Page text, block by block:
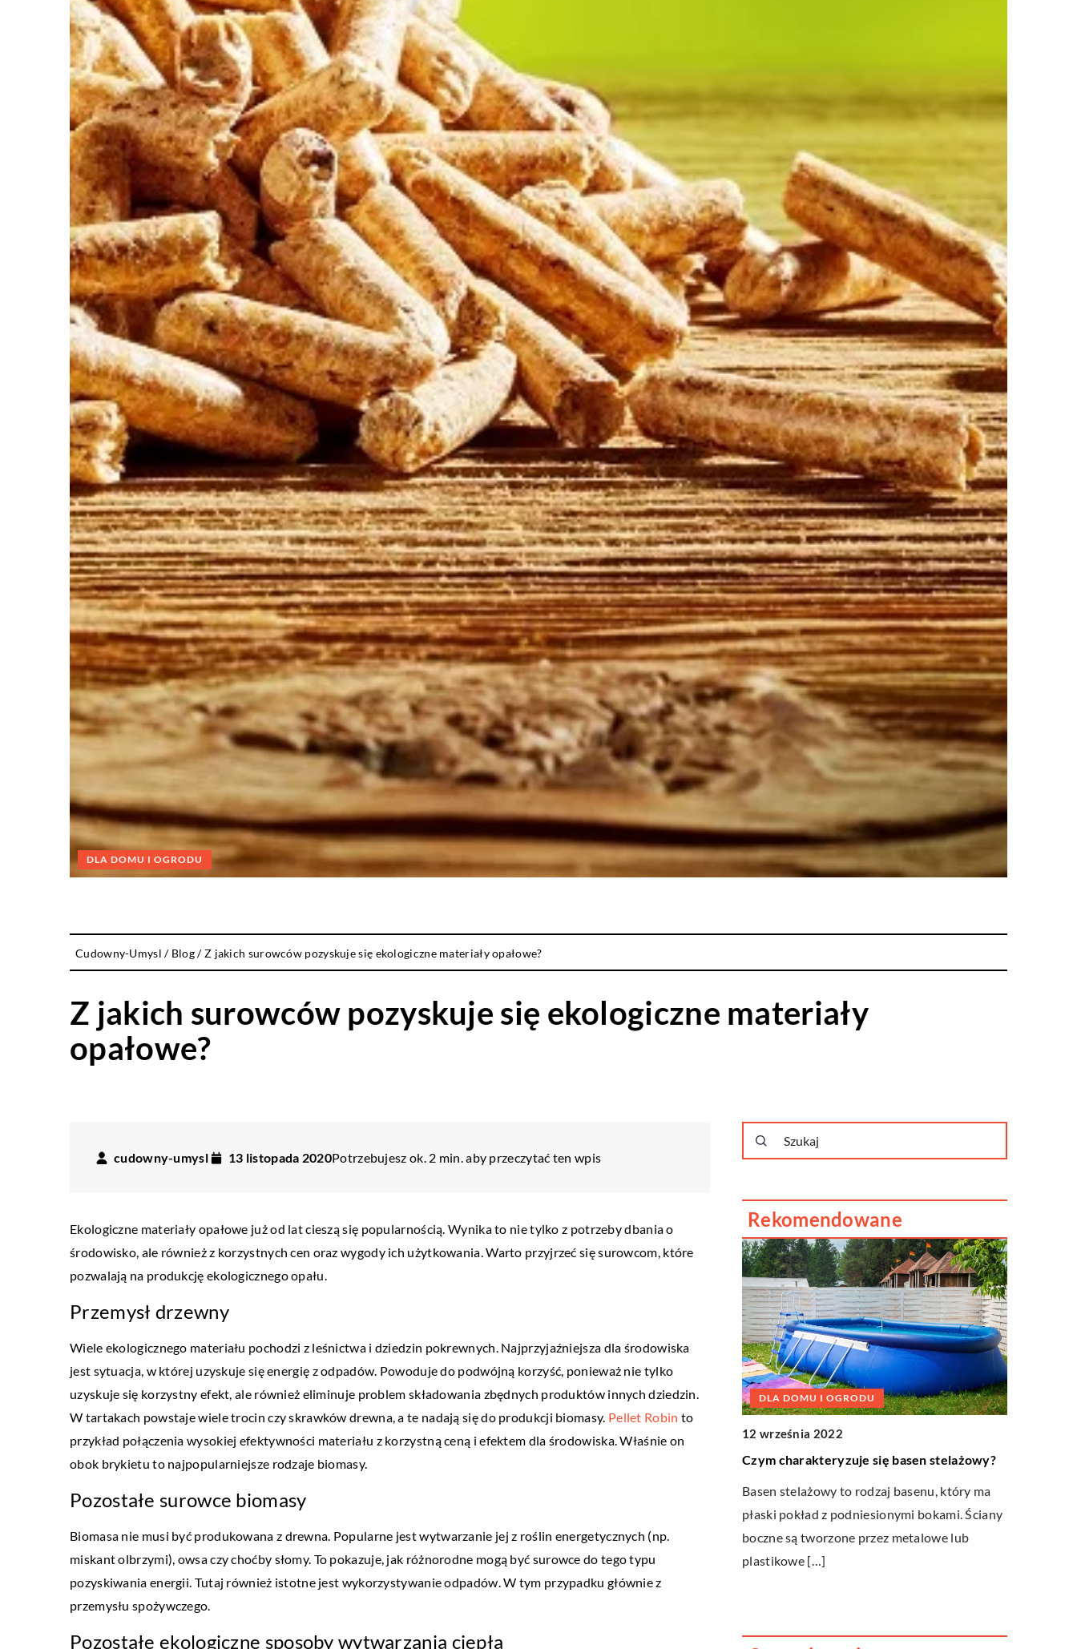
DLA DOMU I OGRODU
Cudowny-Umysl / Blog/Z jakich surowców pozyskuje się ekologiczne materiały opałowe?
Z jakich surowców pozyskuje się ekologiczne materiały
opałowe?
cudowny-umysl 13 listopada 2020Potrzebujesz ok. 2 min. aby przeczytać ten wpis
Ekologiczne materiały opałowe już od lat cieszą się popularnością. Wynika to nie tylko z potrzeby dbania o
środowisko, ale również z korzystnych cen oraz wygody ich użytkowania. Warto przyjrzeć się surowcom, które
pozwalają na produkcję ekologicznego opału.
Przemysł drzewny
Wiele ekologicznego materiału pochodzi z leśnictwa i dziedzin pokrewnych. Najprzyjaźniejsza dla środowiska
jest sytuacja, w której uzyskuje się energię z odpadów. Powoduje do podwójną korzyść, ponieważ nie tylko
uzyskuje się korzystny efekt, ale również eliminuje problem składowania zbędnych produktów innych dziedzin.
W tartakach powstaje wiele trocin czy skrawków drewna, a te nadają się do produkcji biomasy. Pellet Robin to
przykład połączenia wysokiej efektywności materiału z korzystną ceną i efektem dla środowiska. Właśnie on
obok brykietu to najpopularniejsze rodzaje biomasy.
Pozostałe surowce biomasy
Biomasa nie musi być produkowana z drewna. Popularne jest wytwarzanie jej z roślin energetycznych (np.
miskant olbrzymi), owsa czy choćby słomy. To pokazuje, jak różnorodne mogą być surowce do tego typu
pozyskiwania energii. Tutaj również istotne jest wykorzystywanie odpadów. W tym przypadku głównie z
przemysłu spożywczego.
Pozostałe ekologiczne sposoby wytwarzania ciepła
Rekomendowane
DLA DOMU I OGRODU
13 listopada 2022
Odbojnice regałowe – kiedy warto je
Odbojnice do półek to świetny sposób na
zabezpieczenie swoich regałów i zwiększenie
ich trwałości. Te elementy są zazwyczaj proste
w […]
DLA DOMU I OGRODU
04 marca 2021
przede wszystkim od zakupu odpowiednich
narzędzi i innych akcesoriów, dzięki którym
uda się go przeprowadzić […]
DLA DOMU I OGRODU
12 września 2022
Czym charakteryzuje się basen stelażowy?
Basen stelażowy to rodzaj basenu, który ma
płaski pokład z podniesionymi bokami. Ściany
boczne są tworzone przez metalowe lub
plastikowe […]